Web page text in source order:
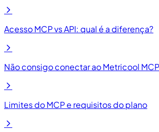
Acesso MCP vs API: qual é a diferença?
Não consigo conectar ao Metricool MCP
Limites do MCP e requisitos do plano